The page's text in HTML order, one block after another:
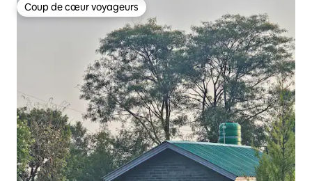
Coup de cœur voyageurs
Coup de cœur voyageurs